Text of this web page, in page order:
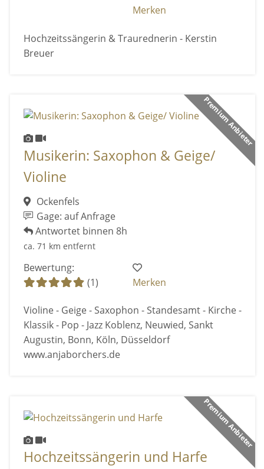
Merken
Hochzeitssängerin & Traurednerin - Kerstin
Breuer
Premium Anbieter
Musikerin: Saxophon & Geige/
Violine
Ockenfels
Gage: auf Anfrage
Antwortet binnen 8h
ca. 71 km entfernt
Bewertung:
(1)
Merken
Violine - Geige - Saxophon - Standesamt - Kirche -
Klassik - Pop - Jazz Koblenz, Neuwied, Sankt
Augustin, Bonn, Köln, Düsseldorf
www.anjaborchers.de
Premium Anbieter
Hochzeitssängerin und Harfe